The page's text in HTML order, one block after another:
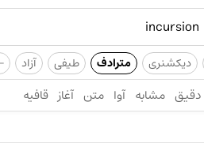
دیکشنری مترادف طیفی آزاد
دقیق مشابه آوا متن آغاز قافیه